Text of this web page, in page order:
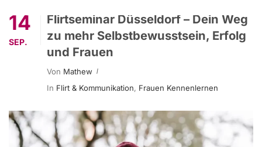
14
SEP.
Flirtseminar Düsseldorf – Dein Weg
zu mehr Selbstbewusstsein, Erfolg
und Frauen
Von Mathew
In Flirt & Kommunikation, Frauen Kennenlernen